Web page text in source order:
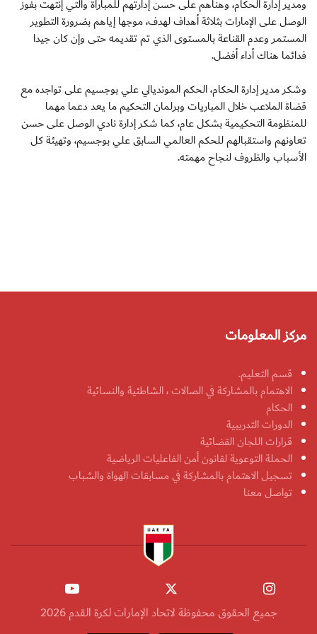
ومدير إدارة الحكام، وهنأهم على حسن إدارتهم للمباراة والتي إنتهت بفوز
الوصل على الإمارات بثلاثة أهداف لهدف، موجها إياهم بضرورة التطوير
المستمر وعدم القناعة بالمستوى الذي تم تقديمه حتى وإن كان جيدا
فدائما هناك أداء أفضل.
وشكر مدير إدارة الحكام، الحكم المونديالي علي بوجسيم على تواجده مع
قضاة الملاعب خلال المباريات وبرلمان التحكيم ما يعد دعما مهما
للمنظومة التحكيمية بشكل عام، كما شكر إدارة نادي الوصل على حسن
تعاونهم واستقبالهم للحكم العالمي السابق علي بوجسيم، وتهيئة كل
الأسباب والظروف لنجاح مهمته.
مركز المعلومات
قسم التعليم.
الاهتمام بالمشاركة في الصالات ، الشاطئية والنسائية
الحكام
الدورات التدريبية
قرارات اللجان القضائية
الحملة التوعوية لقانون أمن الفاعليات الرياضية
تسجيل الاهتمام بالمشاركة في مسابقات الهواة والشباب
تواصل معنا
جميع الحقوق محفوظة لاتحاد الإمارات لكرة القدم 2026